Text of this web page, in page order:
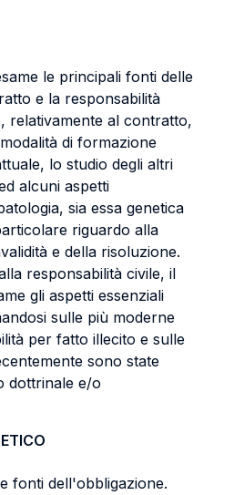
le principali fonti delle
e la responsabilità
relativamente al contratto,
di formazione
lo studio degli altri
alcuni aspetti
sia essa genetica
riguardo alla
e della risoluzione.
responsabilità civile, il
gli aspetti essenziali
sulle più moderne
per fatto illecito e sulle
sono state
dottrinale e/o
fonti dell'obbligazione.